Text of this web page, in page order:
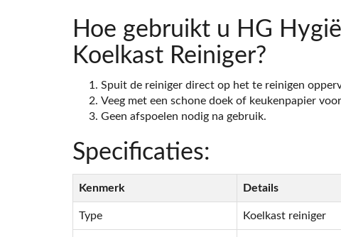
Hoe gebruikt u HG
Koelkast Reiniger?
Spuit de reiniger direct op het te reinigen
Veeg met een schone doek of keukenpapier
Geen afspoelen nodig na gebruik.
Specificaties:
Kenmerk Details
Type Koelkast reiniger